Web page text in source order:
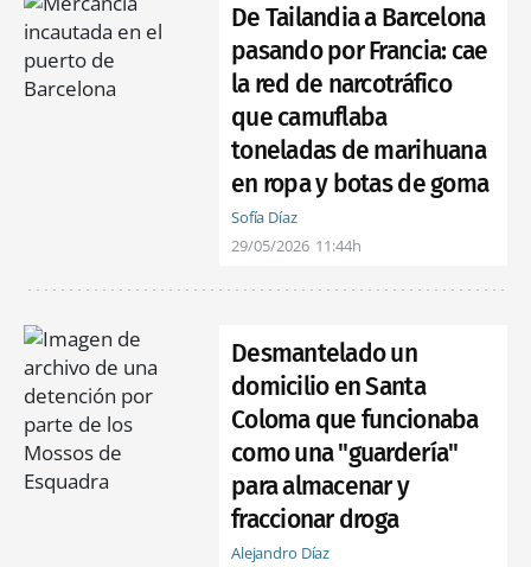
De Tailandia a Barcelona
pasando por Francia: cae
la red de narcotráfico
que camuflaba
toneladas de marihuana
en ropa y botas de goma
Sofía Díaz
29/05/2026 11:44h
Desmantelado un
domicilio en Santa
Coloma que funcionaba
como una "guardería"
para almacenar y
fraccionar droga
Alejandro Díaz